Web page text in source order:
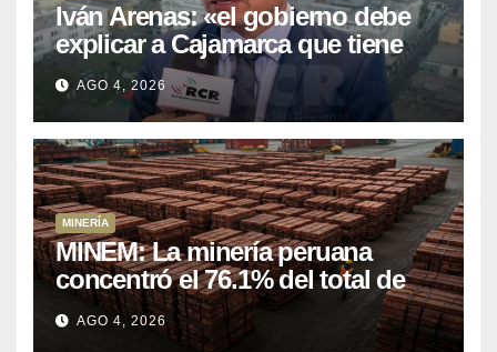
Iván Arenas: «el gobierno debe
explicar a Cajamarca que tiene
US$ 16 mil millones en proyectos
mineros para salir de la pobreza
AGO 4, 2026
MINERÍA
MINEM: La minería peruana
concentró el 76.1% del total de
las exportaciones nacionales
entre enero y abril de 2026
AGO 4, 2026